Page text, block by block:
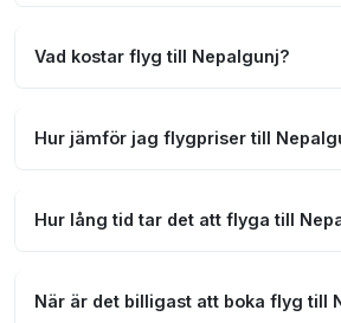
Vad kostar flyg till Nepalgunj?
Hur jämför jag flygpriser till
Hur lång tid tar det att flyga till
När är det billigast att boka flyg till